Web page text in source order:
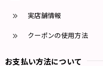
実店舗情報
クーポンの使用方法
お支払い方法について